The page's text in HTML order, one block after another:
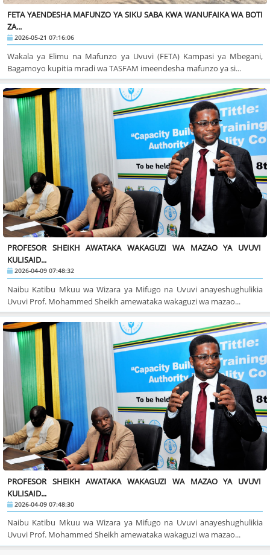
FETA YAENDESHA MAFUNZO YA SIKU SABA KWA WANUFAIKA WA BOTI
ZA...
2026-05-21 07:16:06
Wakala ya Elimu na Mafunzo ya Uvuvi (FETA) Kampasi ya Mbegani,
Bagamoyo kupitia mradi wa TASFAM imeendesha mafunzo ya si...
PROFESOR SHEIKH AWATAKA WAKAGUZI WA MAZAO YA UVUVI
KULISAID...
2026-04-09 07:48:32
Naibu Katibu Mkuu wa Wizara ya Mifugo na Uvuvi anayeshughulikia
Uvuvi Prof. Mohammed Sheikh amewataka wakaguzi wa mazao...
PROFESOR SHEIKH AWATAKA WAKAGUZI WA MAZAO YA UVUVI
KULISAID...
2026-04-09 07:48:30
Naibu Katibu Mkuu wa Wizara ya Mifugo na Uvuvi anayeshughulikia
Uvuvi Prof. Mohammed Sheikh amewataka wakaguzi wa mazao...